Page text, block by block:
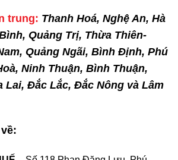
trung: Thanh Hoá, Nghệ An, Hà
Quảng Trị, Thừa Thiên-
Quảng Ngãi, Bình Định, Phú
Ninh Thuận, Bình Thuận,
Lai, Đắc Lắc, Đắc Nông và Lâm